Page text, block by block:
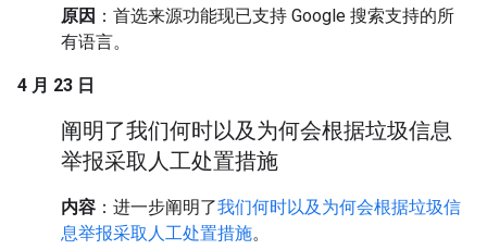
原因 ：首选来源功能现已支持 Google 搜索支持的所
有语言。
4 月 23 日
阐明了我们何时以及为何会根据垃圾信息
举报采取人工处置措施
内容 ：进一步阐明了我们何时以及为何会根据垃圾信
息举报采取人工处置措施。